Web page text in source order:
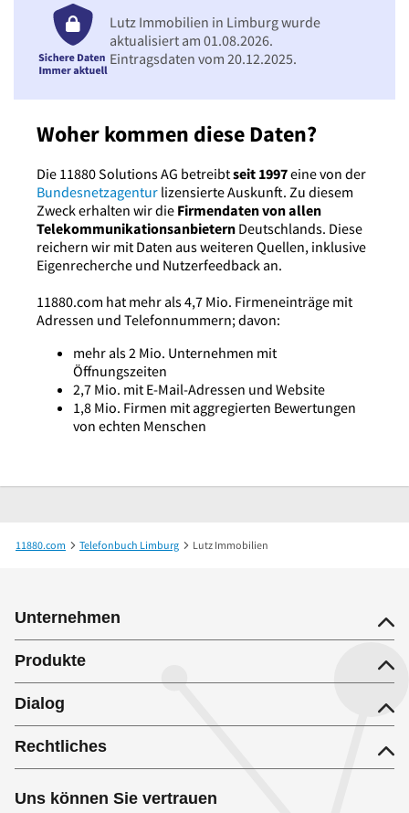
Woher kommen diese Daten?
Die 11880 Solutions AG betreibtseit 1997eine von der
Bundesnetzagentur lizensierte Auskunft. Zu diesem
Zweck erhalten wir die Firmendaten von allen
Telekommunikationsanbietern Deutschlands. Diese
reichern wir mit Daten aus weiteren Quellen, inklusive
Eigenrecherche und Nutzerfeedback an.
11880.com hat mehr als 4,7 Mio. Firmeneinträge mit
Adressen und Telefonnummern; davon:
mehr als 2 Mio. Unternehmen mit
Öffnungszeiten
2,7 Mio. mit E-Mail-Adressen und Website
1,8 Mio. Firmen mit aggregierten Bewertungen
von echten Menschen
Lutz Immobilien in Limburg wurde
aktualisiert am 01.08.2026.
Eintragsdaten vom 20.12.2025.
11880.com Telefonbuch Limburg Lutz Immobilien
Unternehmen
Produkte
Dialog
Rechtliches
Uns können Sie vertrauen